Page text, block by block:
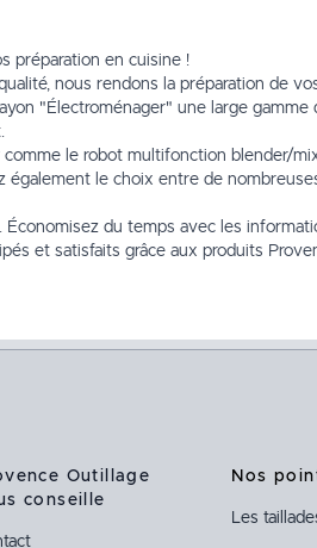
préparation en cuisine !
nous rendons la préparation de
"Électroménager" une large gamme
comme le robot multifonction blender/
également le choix entre de
du temps avec les
et satisfaits grâce aux produits
Outillage
conseille
Nos
Les